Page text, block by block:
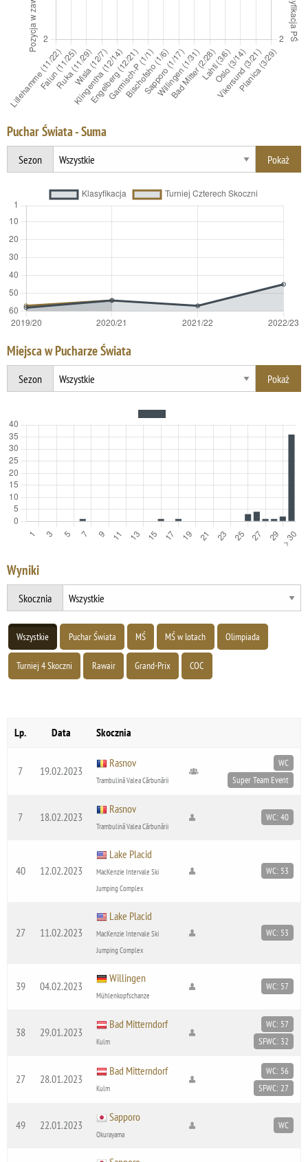
Puchar Świata - Suma
Sezon
Miejsca w Pucharze Świata
Sezon
Wyniki
Skocznia
Wszystkie Puchar Świata MŚ MŚ w lotach Olimpiada
Turniej 4 Skoczni Rawair Grand-Prix COC
Lp. Data Skocznia
7 19.02.2023
Rasnov
Trambulină Valea Cărbunării
WC
Super Team Event
7 18.02.2023
Rasnov
Trambulină Valea Cărbunării
WC: 40
40 12.02.2023
Lake Placid
MacKenzie Intervale Ski
Jumping Complex
WC: 53
27 11.02.2023
Lake Placid
MacKenzie Intervale Ski
Jumping Complex
WC: 53
39 04.02.2023
Willingen
Mühlenkopfschanze
WC: 57
38 29.01.2023
Bad Mitterndorf
Kulm
WC: 57
SFWC: 32
27 28.01.2023
Bad Mitterndorf
Kulm
WC: 56
SFWC: 27
49 22.01.2023
Sapporo
Okurayama
WC